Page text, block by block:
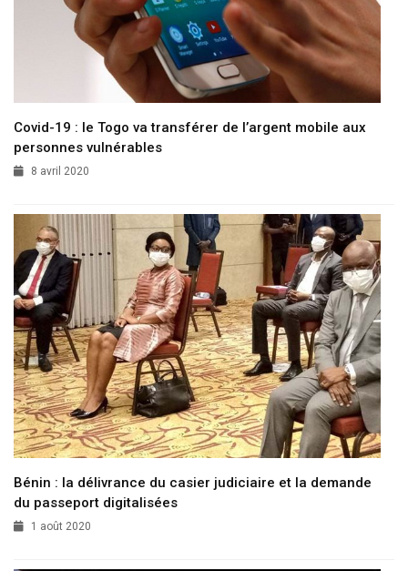
Covid-19 : le Togo va transférer de l’argent mobile aux
personnes vulnérables
8 avril 2020
Bénin : la délivrance du casier judiciaire et la demande
du passeport digitalisées
1 août 2020